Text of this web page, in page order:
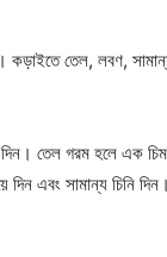
তেল, লবণ,
তেল গরম হলে এক
এবং সামান্য চিনি